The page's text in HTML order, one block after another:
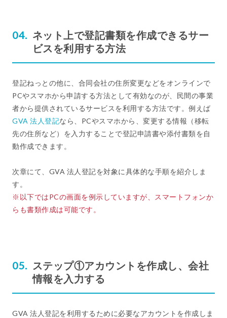
ネット上で登記書類を作成できるサー
ビスを利用する方法
登記ねっとの他に、合同会社の住所変更などをオンラインで
PCやスマホから申請する方法として有効なのが、民間の事業
者から提供されているサービスを利用する方法です。例えば
GVA 法人登記なら、PCやスマホから、変更する情報（移転
先の住所など）を入力することで登記申請書や添付書類を自
動作成できます。
次章にて、GVA 法人登記を対象に具体的な手順を紹介しま
す。
※以下ではPCの画面を例示していますが、スマートフォンか
らも書類作成は可能です。
ステップ①アカウントを作成し、会社
情報を入力する
GVA 法人登記を利用するために必要なアカウントを作成しま